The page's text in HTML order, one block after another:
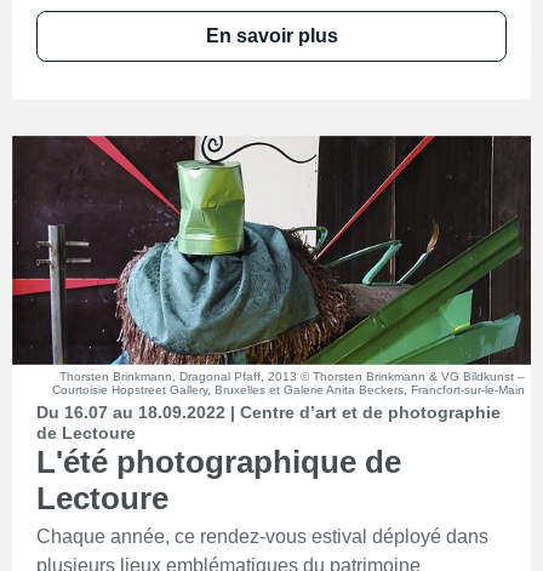
En savoir plus
Thorsten Brinkmann, Dragonal Pfaff, 2013 © Thorsten Brinkmann & VG Bildkunst –
Courtoisie Hopstreet Gallery, Bruxelles et Galerie Anita Beckers, Francfort-sur-le-Main
Du 16.07 au 18.09.2022 | Centre d’art et de photographie
de Lectoure
L'été photographique de
Lectoure
Chaque année, ce rendez-vous estival déployé dans
plusieurs lieux emblématiques du patrimoine